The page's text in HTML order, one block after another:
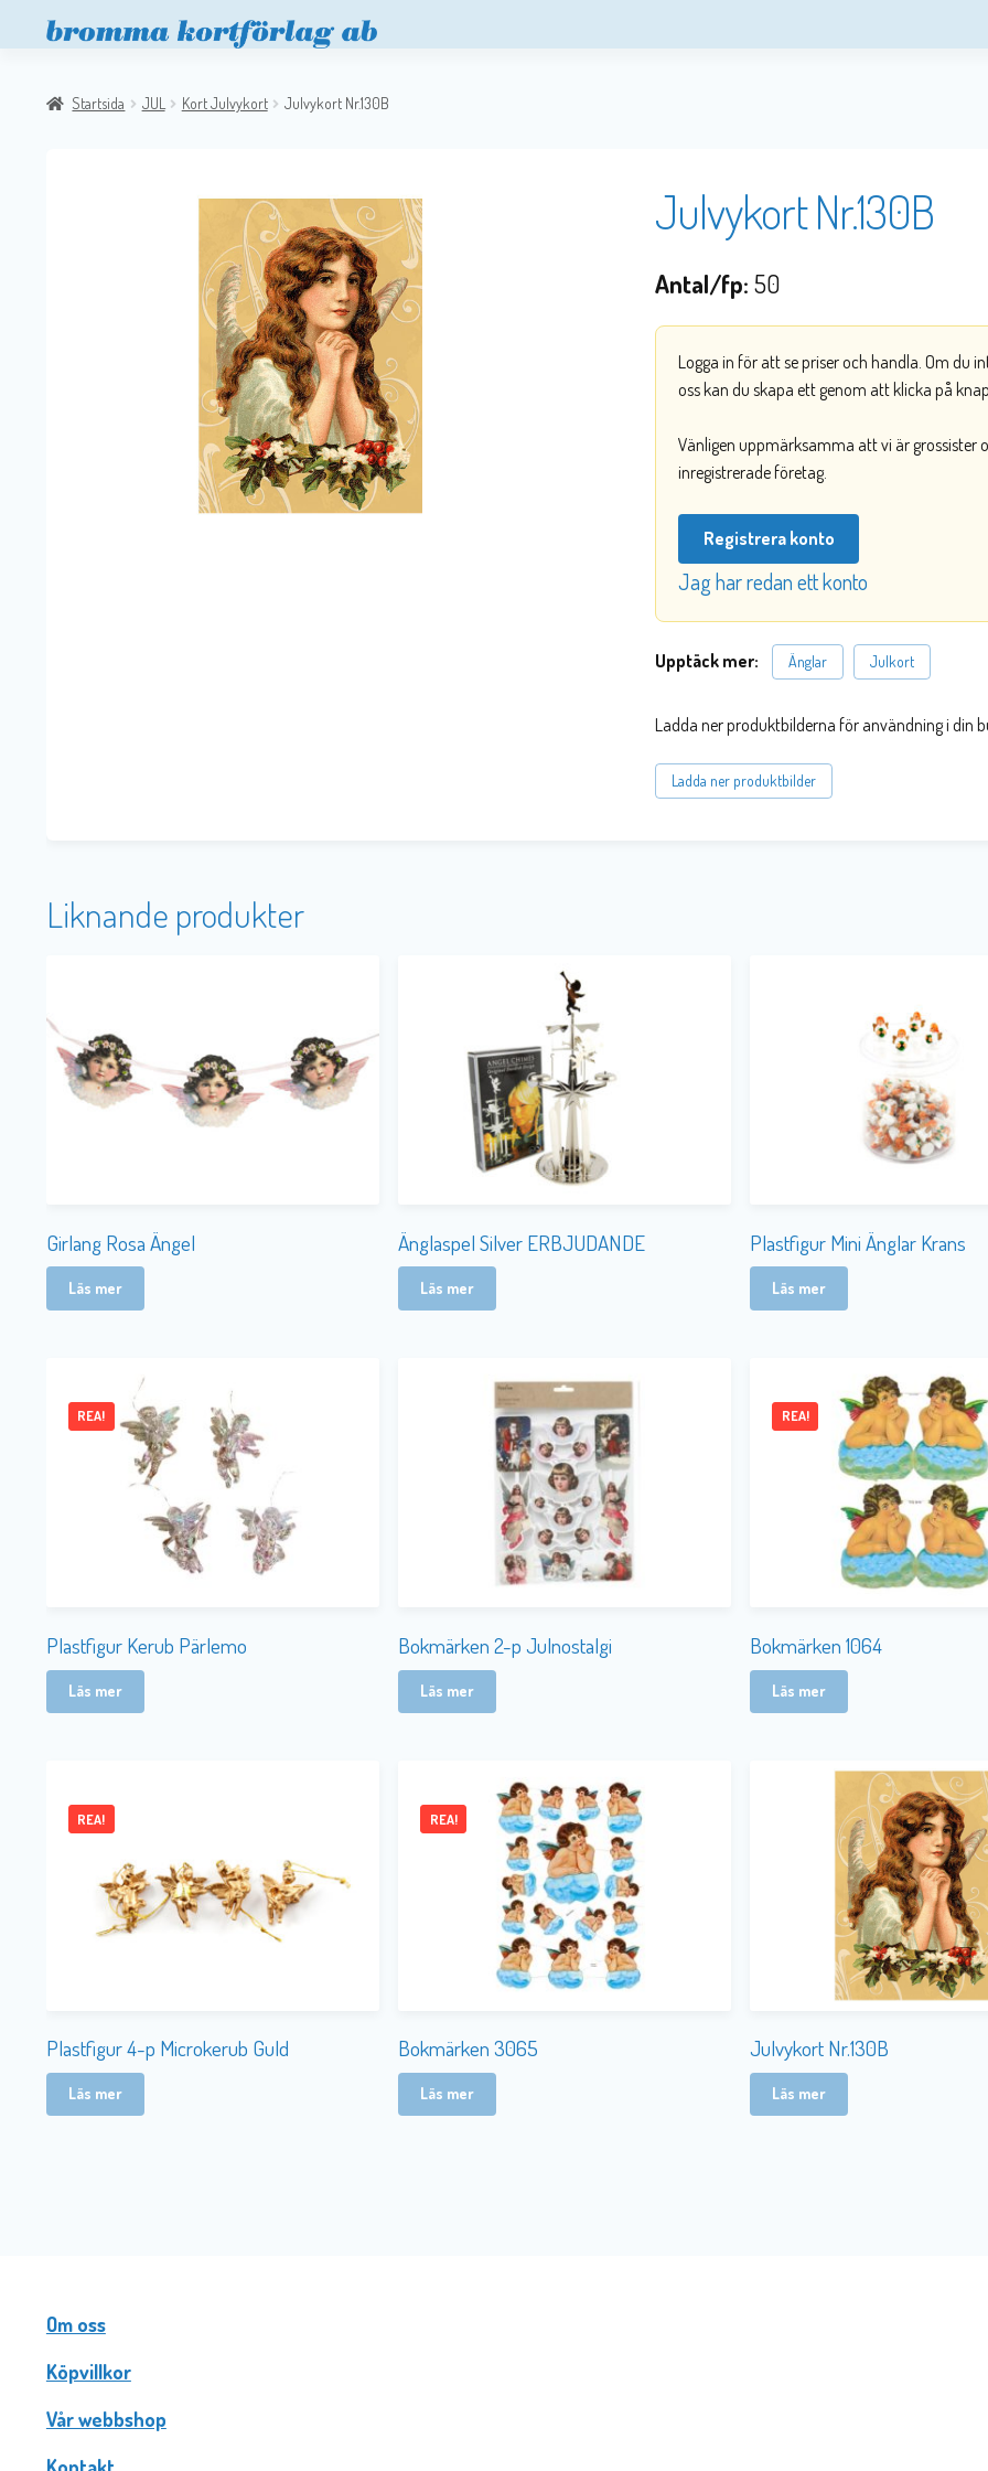
Startsida JUL Kort Julvykort Julvykort Nr.130B
Julvykort Nr.130B
Antal/fp: 50
Logga in för att se priser och handla. Om du
oss kan du skapa ett genom att klicka på
Vänligen uppmärksamma att vi är grossister
inregistrerade företag.
Registrera konto
Jag har redan ett konto
Upptäck mer: Änglar Julkort
Ladda ner produktbilderna för användning i din
Ladda ner produktbilder
Liknande produkter
Girlang Rosa Ängel
Läs mer
Änglaspel Silver ERBJUDANDE
Läs mer
Plastfigur Mini Änglar Krans
Läs mer
Plastfigur Kerub Pärlemo
REA!
Läs mer
Bokmärken 2-p Julnostalgi
Läs mer
Bokmärken 1064
REA!
Läs mer
Plastfigur 4-p Microkerub Guld
REA!
Läs mer
Bokmärken 3065
REA!
Läs mer
Julvykort Nr.130B
Läs mer
Om oss
Köpvillkor
Vår webbshop